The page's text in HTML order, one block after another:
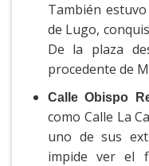
También
de Lugo,
De la plaza
procedente de
Calle Obispo
como Calle La
uno de sus
impide ver el